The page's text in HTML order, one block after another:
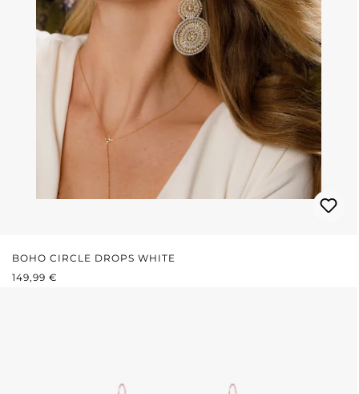
BOHO CIRCLE DROPS WHITE
REGULÄRER PREIS:
149,99 €